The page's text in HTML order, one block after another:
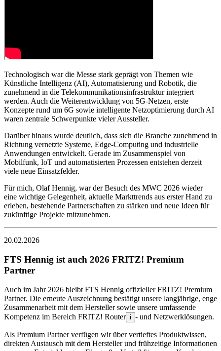
Technologisch war die Messe stark geprägt von Themen wie
Künstliche Intelligenz (AI), Automatisierung und Robotik, die
zunehmend in die Telekommunikationsinfrastruktur integriert
werden. Auch die Weiterentwicklung von 5G-Netzen, erste
Konzepte rund um 6G sowie intelligente Netzoptimierung durch AI
waren zentrale Schwerpunkte vieler Aussteller.
Darüber hinaus wurde deutlich, dass sich die Branche zunehmend in
Richtung vernetzte Systeme, Edge-Computing und industrielle
Anwendungen entwickelt. Gerade im Zusammenspiel von
Mobilfunk, IoT und automatisierten Prozessen entstehen derzeit
viele neue Einsatzfelder.
Für mich, Olaf Hennig, war der Besuch des MWC 2026 wieder
eine wichtige Gelegenheit, aktuelle Markttrends aus erster Hand zu
erleben, bestehende Partnerschaften zu stärken und neue Ideen für
zukünftige Projekte mitzunehmen.
20.02.2026
FTS Hennig ist auch 2026 FRITZ! Premium
Partner
Auch im Jahr 2026 bleibt FTS Hennig offizieller FRITZ! Premium
Partner. Die erneute Auszeichnung bestätigt unsere langjährige, enge
Zusammenarbeit mit dem Hersteller sowie unsere umfassende
Kompetenz im Bereich FRITZ! Router i - und Netzwerklösungen.
Als Premium Partner verfügen wir über vertieftes Produktwissen,
direkten Austausch mit dem Hersteller und frühzeitige Informationen